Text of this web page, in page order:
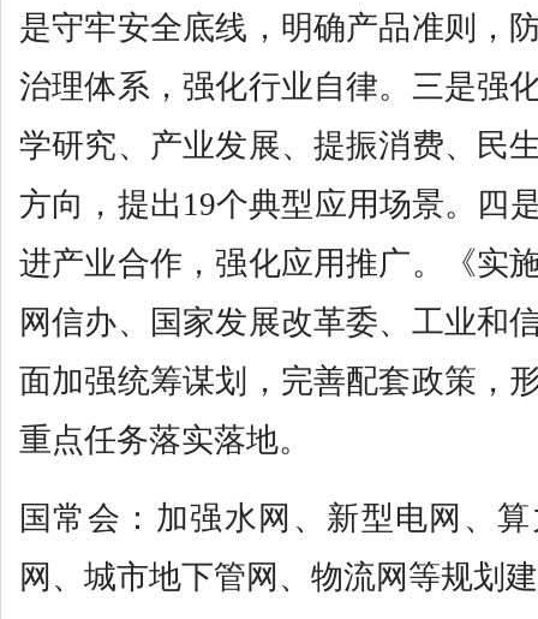
是守牢安全底线，明确产品准则，
治理体系，强化行业自律。三是强
学研究、产业发展、提振消费、民
方向，提出19个典型应用场景。四
进产业合作，强化应用推广。《实
网信办、国家发展改革委、工业和
面加强统筹谋划，完善配套政策，
重点任务落实落地。
国常会：加强水网、新型电网、
网、城市地下管网、物流网等规划